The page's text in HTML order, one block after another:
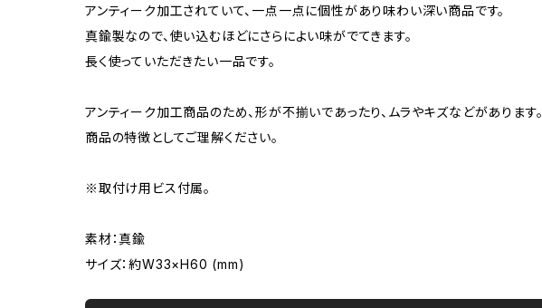
アンティーク加工されていて、一点一点に個性があり味わい深い商品です。
真鍮製なので、使い込むほどにさらによい味がでてきます。
長く使っていただきたい一品です。
アンティーク加工商品のため、形が不揃いであったり、ムラやキズなどがあります。
商品の特徴としてご理解ください。
※取付け用ビス付属。
素材：真鍮
サイズ：約W33×H60 (mm)